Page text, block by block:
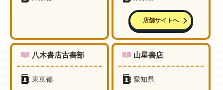
店舗サイトへ
八木書店古書部
東京都
山星書店
愛知県